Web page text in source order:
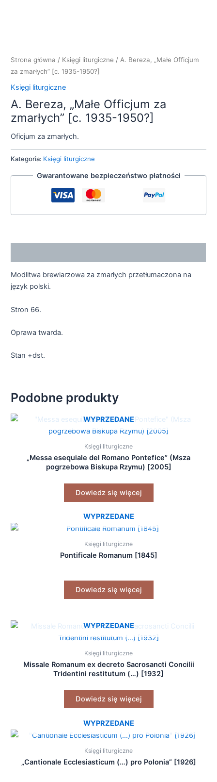
Strona główna / Księgi liturgiczne / A. Bereza, „Małe Officjum
za zmarłych” [c. 1935-1950?]
Księgi liturgiczne
A. Bereza, „Małe Officjum za
zmarłych” [c. 1935-1950?]
Oficjum za zmarłych.
Kategoria: Księgi liturgiczne
Gwarantowane bezpieczeństwo płatności
Modlitwa brewiarzowa za zmarłych przetłumaczona na
język polski.
Stron 66.
Oprawa twarda.
Stan +dst.
Podobne produkty
WYPRZEDANE
Księgi liturgiczne
„Messa esequiale del Romano Pontefice” (Msza
pogrzebowa Biskupa Rzymu) [2005]
Dowiedz się więcej
WYPRZEDANE
Księgi liturgiczne
Pontificale Romanum [1845]
Dowiedz się więcej
WYPRZEDANE
Księgi liturgiczne
Missale Romanum ex decreto Sacrosancti Concilii
Tridentini restitutum (…) [1932]
Dowiedz się więcej
WYPRZEDANE
Księgi liturgiczne
„Cantionale Ecclesiasticum (…) pro Polonia” [1926]